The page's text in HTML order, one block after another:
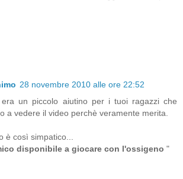
28 novembre 2010 alle ore 22:52
un piccolo aiutino per i tuoi ragazzi che
a vedere il video perchè veramente merita.
è così simpatico...
disponibile a giocare con l'ossigeno "